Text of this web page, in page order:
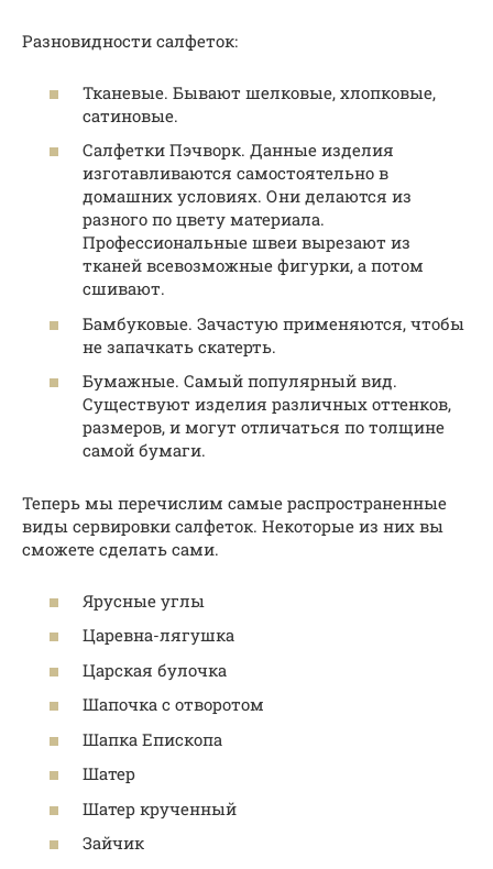
Разновидности салфеток:
Тканевые. Бывают шелковые, хлопковые,
сатиновые.
Салфетки Пэчворк. Данные изделия
изготавливаются самостоятельно в
домашних условиях. Они делаются из
разного по цвету материала.
Профессиональные швеи вырезают из
тканей всевозможные фигурки, а потом
сшивают.
Бамбуковые. Зачастую применяются, чтобы
не запачкать скатерть.
Бумажные. Самый популярный вид.
Существуют изделия различных оттенков,
размеров, и могут отличаться по толщине
самой бумаги.
Теперь мы перечислим самые распространенные
виды сервировки салфеток. Некоторые из них вы
сможете сделать сами.
Ярусные углы
Царевна-лягушка
Царская булочка
Шапочка с отворотом
Шапка Епископа
Шатер
Шатер крученный
Зайчик